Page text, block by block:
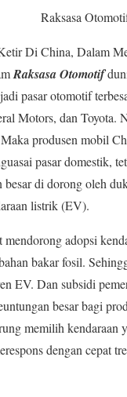
Raksasa
Di China, Dalam
Raksasa Otomotif
pasar otomotif
Motors, dan Toyota.
produsen mobil
pasar domestik,
di dorong oleh
listrik (EV).
adopsi
bakar fosil.
EV. Dan subsidi
besar bagi
memilih
dengan cepat